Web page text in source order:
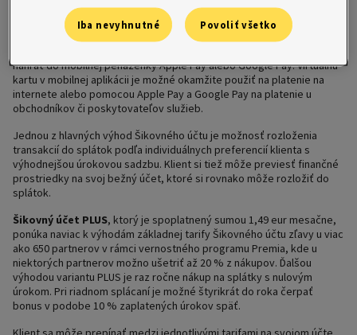
V týchto dňoch začala spoločnosť Home Credit ponúkať Šikovný účet
v dvoch tarifách: Šikovný účet a Šikovný účet PLUS. Šikovný účet
v základnom variante je pre klientov úplne zadarmo, k účtu má v
nahrať do mobilnej peňaženky Apple Pay alebo Google Pay. Virtuálnu
kartu v mobilnej aplikácii je možné okamžite použiť na platenie na
internete alebo pomocou Apple Pay a Google Pay na platenie u
obchodníkov či poskytovateľov služieb.
Jednou z hlavných výhod Šikovného účtu je možnosť rozloženia
transakcií do splátok podľa individuálnych preferencií klienta s
výhodnejšou úrokovou sadzbu. Klient si tiež môže previesť finančné
prostriedky na svoj bežný účet, ktoré si rovnako môže rozložiť do
splátok.
Šikovný účet PLUS, ktorý je spoplatnený sumou 1,49 eur mesačne,
ponúka naviac k výhodám základnej tarify Šikovného účtu zľavy u viac
ako 650 partnerov v rámci vernostného programu Premia, kde u
niektorých partnerov možno ušetriť až 20 % z nákupov. Ďalšou
výhodou variantu PLUS je raz ročne nákup na splátky s nulovým
úrokom. Pri riadnom splácaní je možné štyrikrát do roka čerpať
bonus v podobe 10 % zaplatených úrokov späť.
Iba nevyhnutné Povoliť všetko